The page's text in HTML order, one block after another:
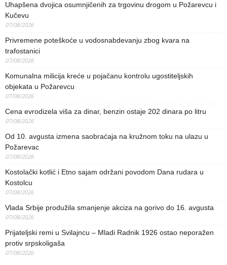
Uhapšena dvojica osumnjičenih za trgovinu drogom u Požarevcu i
Kučevu
07/08/2026
Privremene poteškoće u vodosnabdevanju zbog kvara na
trafostanici
07/08/2026
Komunalna milicija kreće u pojačanu kontrolu ugostiteljskih
objekata u Požarevcu
07/08/2026
Cena evrodizela viša za dinar, benzin ostaje 202 dinara po litru
07/08/2026
Od 10. avgusta izmena saobraćaja na kružnom toku na ulazu u
Požarevac
07/08/2026
Kostolački kotlić i Etno sajam održani povodom Dana rudara u
Kostolcu
07/08/2026
Vlada Srbije produžila smanjenje akciza na gorivo do 16. avgusta
07/08/2026
Prijateljski remi u Svilajncu – Mladi Radnik 1926 ostao neporažen
protiv srpskoligaša
07/08/2026